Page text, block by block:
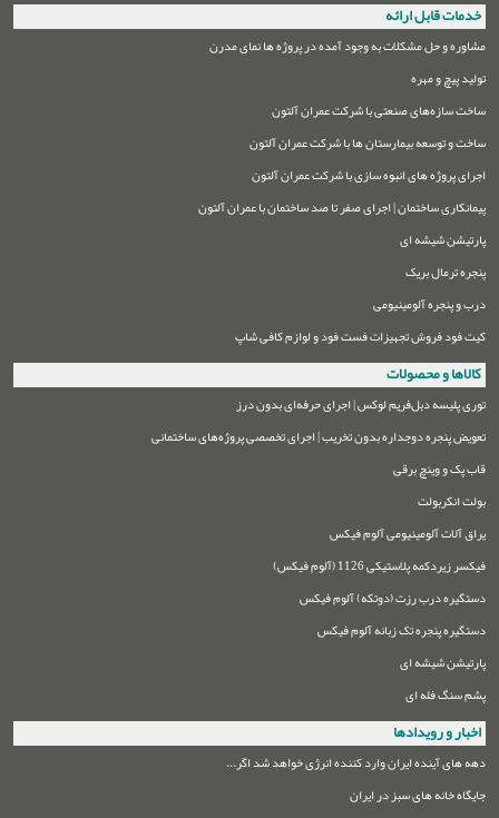
خدمات قابل ارائه
مشاوره و حل مشکلات به وجود آمده در پروژه ها نمای مدرن
تولید پیچ و مهره
ساخت سازه‌های صنعتی با شرکت عمران آلتون
ساخت و توسعه بیمارستان ها با شرکت عمران آلتون
اجرای پروژه های انبوه سازی با شرکت عمران آلتون
پیمانکاری ساختمان | اجرای صفر تا صد ساختمان با عمران آلتون
پارتیشن شیشه ای
پنجره ترمال بریک
درب و پنجره آلومینیومی
کیت فود فروش تجهیزات فست فود و لوازم کافی شاپ
کالاها و محصولات
توری پلیسه دبل‌فریم لوکس | اجرای حرفه‌ای بدون درز
تعویض پنجره دوجداره بدون تخریب | اجرای تخصصی پروژه‌های ساختمانی
قاب پک و وینچ برقی
بولت انکربولت
یراق آلات آلومینیومی آلوم فیکس
فیکسر زیردکمه پلاستیکی 1126 (آلوم فیکس)
دستگیره درب رزت (دوتکه) آلوم فیکس
دستگیره پنجره تک زبانه آلوم فیکس
پارتیشن شیشه ای
پشم سنگ فله ای
اخبار و رویدادها
دهه های آینده ایران وارد کننده انرژی خواهد شد اگر...
جایگاه خانه های سبز در ایران